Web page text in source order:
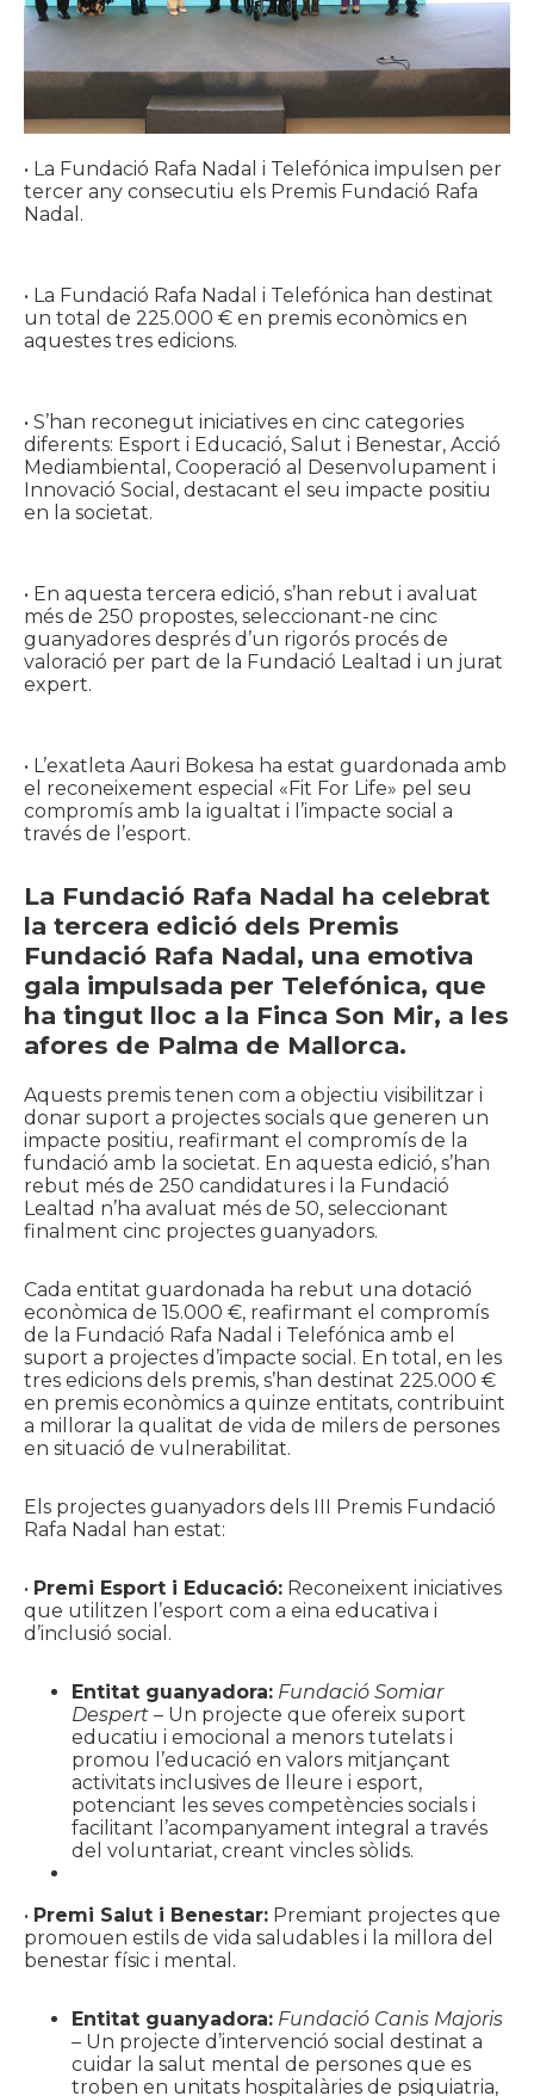
• La Fundació Rafa Nadal i Telefónica impulsen per
tercer any consecutiu els Premis Fundació Rafa
Nadal.
• La Fundació Rafa Nadal i Telefónica han destinat
un total de 225.000 € en premis econòmics en
aquestes tres edicions.
• S’han reconegut iniciatives en cinc categories
diferents: Esport i Educació, Salut i Benestar, Acció
Mediambiental, Cooperació al Desenvolupament i
Innovació Social, destacant el seu impacte positiu
en la societat.
• En aquesta tercera edició, s’han rebut i avaluat
més de 250 propostes, seleccionant-ne cinc
guanyadores després d’un rigorós procés de
valoració per part de la Fundació Lealtad i un jurat
expert.
• L’exatleta Aauri Bokesa ha estat guardonada amb
el reconeixement especial «Fit For Life» pel seu
compromís amb la igualtat i l’impacte social a
través de l’esport.
La Fundació Rafa Nadal ha celebrat
la tercera edició dels Premis
Fundació Rafa Nadal, una emotiva
gala impulsada per Telefónica, que
ha tingut lloc a la Finca Son Mir, a les
afores de Palma de Mallorca.
Aquests premis tenen com a objectiu visibilitzar i
donar suport a projectes socials que generen un
impacte positiu, reafirmant el compromís de la
fundació amb la societat. En aquesta edició, s’han
rebut més de 250 candidatures i la Fundació
Lealtad n’ha avaluat més de 50, seleccionant
finalment cinc projectes guanyadors.
Cada entitat guardonada ha rebut una dotació
econòmica de 15.000 €, reafirmant el compromís
de la Fundació Rafa Nadal i Telefónica amb el
suport a projectes d’impacte social. En total, en les
tres edicions dels premis, s’han destinat 225.000 €
en premis econòmics a quinze entitats, contribuint
a millorar la qualitat de vida de milers de persones
en situació de vulnerabilitat.
Els projectes guanyadors dels III Premis Fundació
Rafa Nadal han estat:
• Premi Esport i Educació: Reconeixent iniciatives
que utilitzen l’esport com a eina educativa i
d’inclusió social.
Entitat guanyadora: Fundació Somiar
Despert – Un projecte que ofereix suport
educatiu i emocional a menors tutelats i
promou l’educació en valors mitjançant
activitats inclusives de lleure i esport,
potenciant les seves competències socials i
facilitant l’acompanyament integral a través
del voluntariat, creant vincles sòlids.
• Premi Salut i Benestar: Premiant projectes que
promouen estils de vida saludables i la millora del
benestar físic i mental.
Entitat guanyadora: Fundació Canis Majoris
– Un projecte d’intervenció social destinat a
cuidar la salut mental de persones que es
troben en unitats hospitalàries de psiquiatria,